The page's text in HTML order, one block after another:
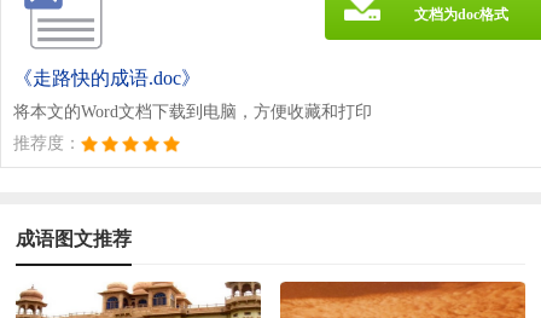
《走路快的成语.doc》
将本文的Word文档下载到电脑，方便收藏和打印
推荐度：
文档为doc格式
成语图文推荐